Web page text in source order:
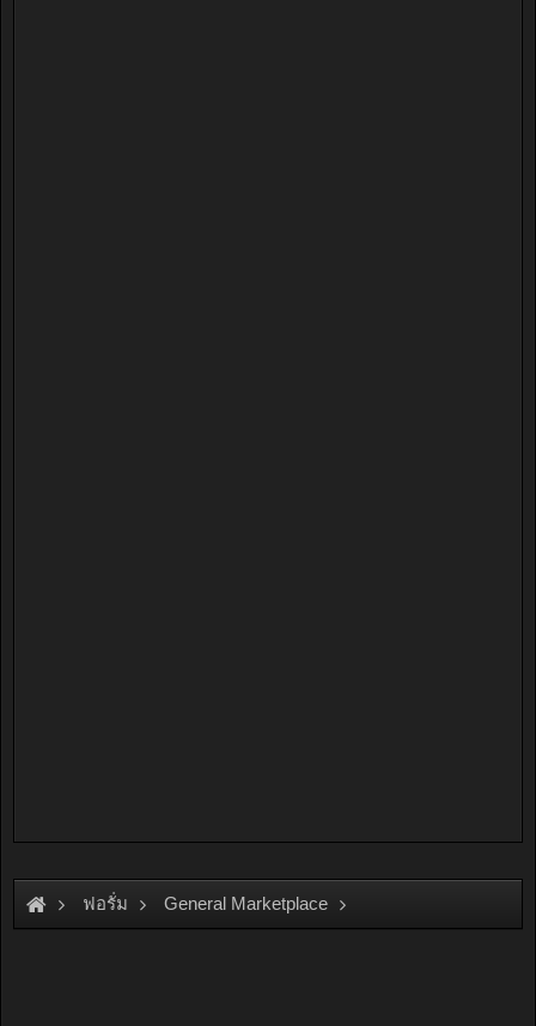
ฟอรั่ม General Marketplace